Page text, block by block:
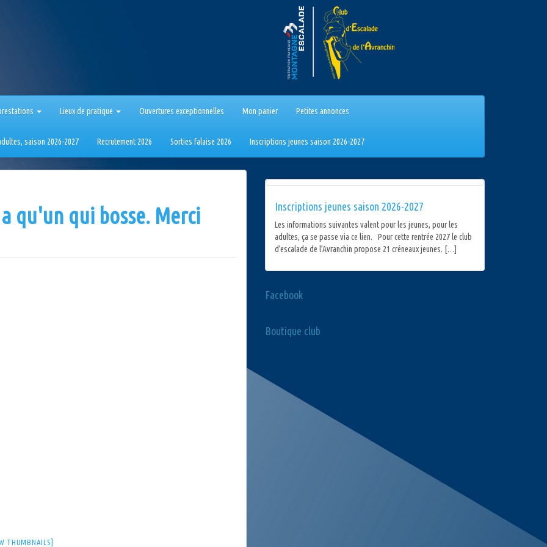
Lieux de pratique Ouvertures exceptionnelles Mon panier Petites annonces
saison 2026-2027 Recrutement 2026 Sorties falaise 2026 Inscriptions jeunes saison 2026-2027
qu'un qui bosse. Merci
THUMBNAILS]
Inscriptions jeunes saison 2026-2027
Les informations suivantes valent pour les jeunes, pour les
adultes, ça se passe via ce lien. Pour cette rentrée 2027 le club
d’escalade de l’Avranchin propose 21 créneaux jeunes. […]
Facebook
Boutique club